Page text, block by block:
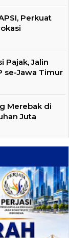
Perkuat
Pajak, Jalin
se-Jawa Timur
Merebak di
Juta